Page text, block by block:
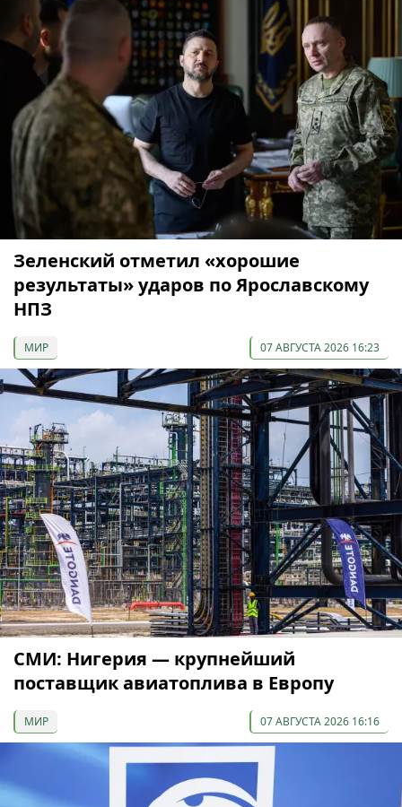
Зеленский отметил «хорошие
результаты» ударов по Ярославскому
НПЗ
МИР 07 АВГУСТА 2026 16:23
СМИ: Нигерия — крупнейший
поставщик авиатоплива в Европу
МИР 07 АВГУСТА 2026 16:16